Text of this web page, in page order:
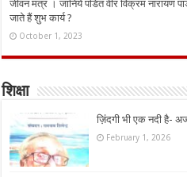
जीवन मंत्र । जानिये पंडित वीर विक्रम नारायण
जाते हैं शुभ कार्य ?
October 1, 2023
शिक्षा
ज़िंदगी भी एक नदी है-
February 1, 2026